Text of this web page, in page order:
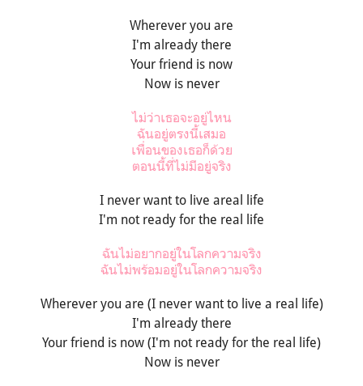
Wherever you are
I'm already there
Your friend is now
Now is never
ไม่ว่าเธอจะอยู่ไหน
ฉันอยู่ตรงนี้เสมอ
เพื่อนของเธอก็ด้วย
ตอนนี้ที่ไม่มีอยู่จริง
I never want to live areal life
I'm not ready for the real life
ฉันไม่อยากอยู่ในโลกความจริง
ฉันไม่พร้อมอยู่ในโลกความจริง
Wherever you are (I never want to live a real life)
I'm already there
Your friend is now (I'm not ready for the real life)
Now is never